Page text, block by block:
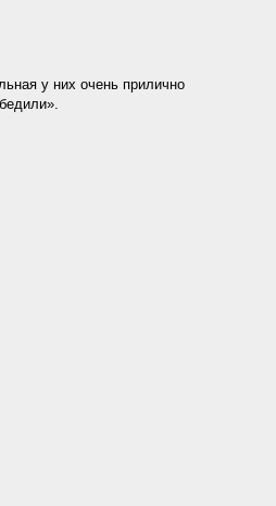
у них очень прилично